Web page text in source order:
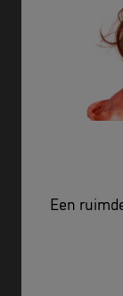
Een